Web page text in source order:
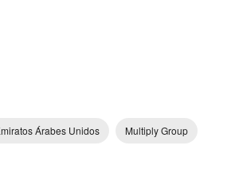
Árabes Unidos Multiply Group